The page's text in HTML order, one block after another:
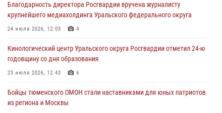
04 августа 2026, 06:28
Тюменские правоохранители провели соревнования по стрельбе
Росгвардия противодействует БПЛА ВСУ на южном направлении
Благодарность директора Росгвардии вручена журналисту
крупнейшего медиахолдинга Уральского федерального округа
24 июля 2026, 12:03 4
Кинологический центр Уральского округа Росгвардии отметил 24-ю
годовщину со дня образования
23 июля 2026, 12:43 6
Бойцы тюменского ОМОН стали наставниками для юных патриотов
из региона и Москвы